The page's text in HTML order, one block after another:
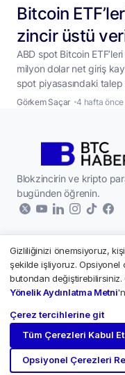
Bitcoin
zincir üstü
ABD spot Bitcoin
milyon dolar net giriş
spot piyasasındaki
edilmediğine işaret etti.
Görkem Saçar 4 hafta önce
Blokzincirin ve kripto
bugünden öğrenin.
Kurumsal
Hakkımızda
Künye
BTCHaber TV
Kripto Paralar
Paribu - Piyasalar
Paribu Custody
Bitcoin
2026 © Tüm hakları saklıdır.
BTCHaber.com Kriptomeda
Gizliliğinizi önemsiyoruz,
şekilde işliyoruz. Opsiyonel
butondan
Yönelik Aydınlatma Metni
Çerez tercihlerine git
Tüm Çerezleri Kabul Et
Opsiyonel Çerezleri